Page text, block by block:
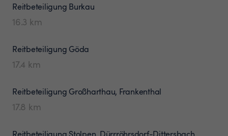
Reitbeteiligung Burkau
16.3 km
Reitbeteiligung Göda
17.4 km
Reitbeteiligung Großharthau, Frankenthal
17.8 km